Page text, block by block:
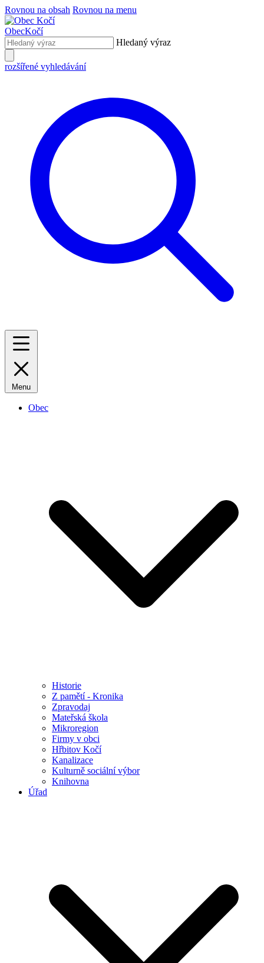
Rovnou na obsah Rovnou na menu
ObecKočí
Hledaný výraz
rozšířené vyhledávání
Menu
Obec
Historie
Z pamětí - Kronika
Zpravodaj
Mateřská škola
Mikroregion
Firmy v obci
Hřbitov Kočí
Kanalizace
Kulturně sociální výbor
Knihovna
Úřad